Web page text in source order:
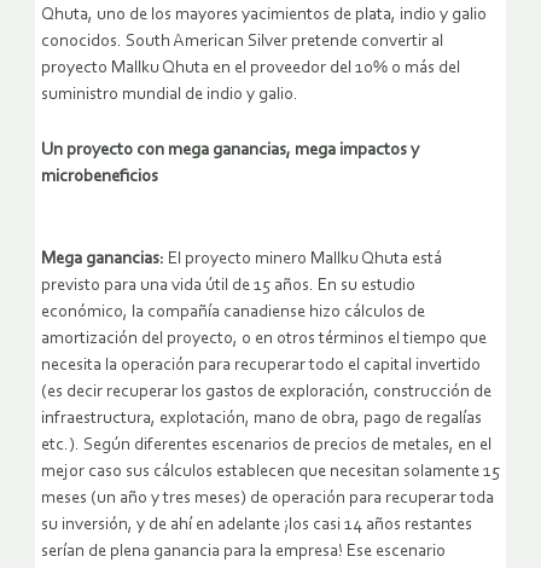
Qhuta, uno de los mayores yacimientos de plata, indio y galio
conocidos. South American Silver pretende convertir al
proyecto Mallku Qhuta en el proveedor del 10% o más del
suministro mundial de indio y galio.
Un proyecto con mega ganancias, mega impactos y
microbeneficios
Mega ganancias: El proyecto minero Mallku Qhuta está
previsto para una vida útil de 15 años. En su estudio
económico, la compañía canadiense hizo cálculos de
amortización del proyecto, o en otros términos el tiempo que
necesita la operación para recuperar todo el capital invertido
(es decir recuperar los gastos de exploración, construcción de
infraestructura, explotación, mano de obra, pago de regalías
etc.). Según diferentes escenarios de precios de metales, en el
mejor caso sus cálculos establecen que necesitan solamente 15
meses (un año y tres meses) de operación para recuperar toda
su inversión, y de ahí en adelante ¡los casi 14 años restantes
serían de plena ganancia para la empresa! Ese escenario